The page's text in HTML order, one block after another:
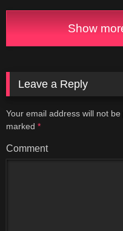
Show
Leave a Reply
Your email address will not be
marked *
Comment